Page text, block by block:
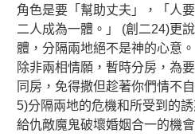
角色是要「幫助丈夫」，「人
二人成為一體。」 (創二24)更
體，分隔兩地絕不是神的心意。
除非兩相情願，暫時分房，為
同房，免得撒但趁著你們情不
5)分隔兩地的危機和所受到的
給仇敵魔鬼破壞婚姻合一的機會